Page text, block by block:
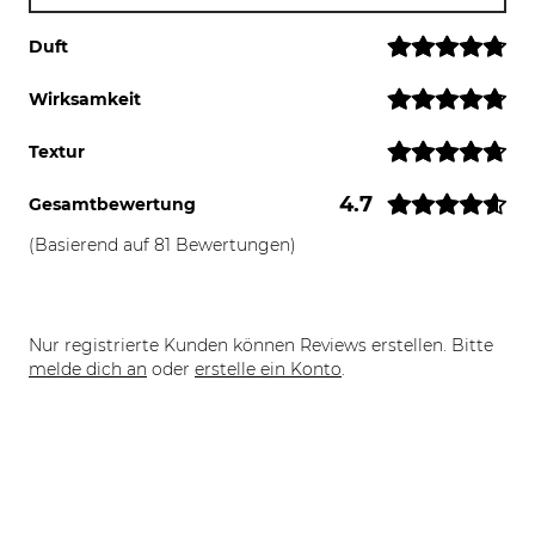
Duft
Wirksamkeit
Textur
Gesamtbewertung 4.7
(Basierend auf 81 Bewertungen)
Nur registrierte Kunden können Reviews erstellen. Bitte
melde dich an oder erstelle ein Konto.